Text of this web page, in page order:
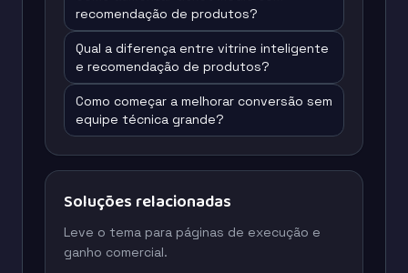
recomendação de produtos?
Qual a diferença entre vitrine inteligente
e recomendação de produtos?
Como começar a melhorar conversão sem
equipe técnica grande?
Soluções relacionadas
Leve o tema para páginas de execução e
ganho comercial.